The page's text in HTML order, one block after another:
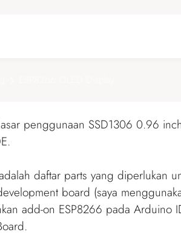
penggunaan SSD1306 0.96
daftar parts yang diperlukan
board (saya
add-on ESP8266 pada Arduino
.